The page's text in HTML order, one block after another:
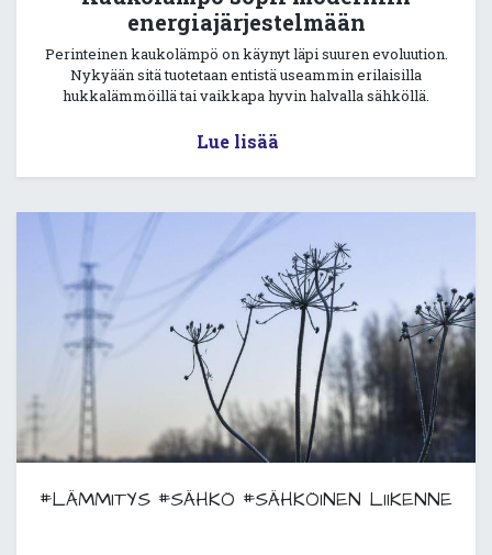
energiajärjestelmään
Perinteinen kaukolämpö on käynyt läpi suuren evoluution.
Nykyään sitä tuotetaan entistä useammin erilaisilla
hukkalämmöillä tai vaikkapa hyvin halvalla sähköllä.
Lue lisää
#LÄMMITYS #SÄHKÖ #SÄHKÖINEN LIIKENNE